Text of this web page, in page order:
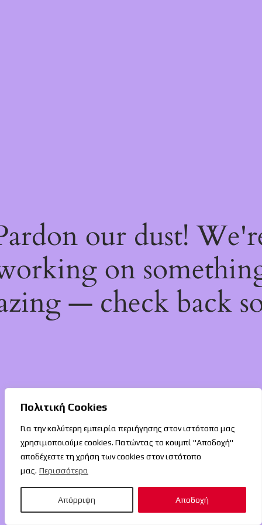
Πολιτική Cookies
Για την καλύτερη εμπειρία περιήγησης στον ιστότοπο μας
χρησιμοποιούμε cookies. Πατώντας το κουμπί "Αποδοχή"
αποδέχεστε τη χρήση των cookies στον ιστότοπο
μας. Περισσότερα
Απόρριψη Αποδοχή
our dust!
on
— check back